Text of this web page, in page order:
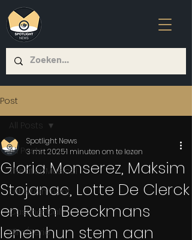
Post
All Posts
Theater/Musical
Entertainment
Casting-Call
Film/Serie
All Posts
Gloria Monserez, Maksim
Stojanac, Lotte De Clerck
en Ruth Beeckmans
lenen hun stem aan
Spotlight News
3 mrt 20251 minuten om te lezen